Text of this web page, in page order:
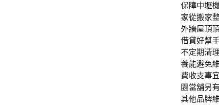
保障中壢
家從搬家
外牆屋頂
借貸好幫
不定期清
養能避免
費收支事
園當舖另
其他品牌